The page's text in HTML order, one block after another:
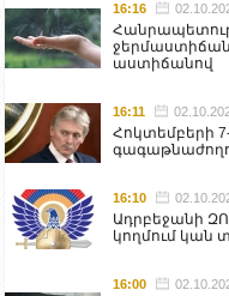
16:16
աստիճանով
16:11
Հոկտեմբերի
16:10
Ադրբեջանի
կողմում կան
16:00